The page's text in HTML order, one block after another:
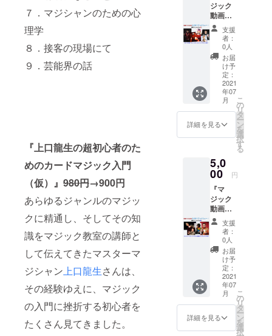
７．マジシャンのための心
理学
８．接客の現場にて
９．芸能界の話
『上口龍生の超初心者のた
めのカードマジック入門
（仮）』 980円→900円
あらゆるジャンルのマジッ
クに精通し、そしてその知
識をマジック教室の講師と
して伝えてきたマスターマ
ジシャン上口龍生さんは、
その経験ゆえに、マジック
の入門に挫折する初心者を
たくさん見てきました。
能に
よって
送付い
たしま
す。
note書
籍です
が、
メール
配信し
ますの
noteア
カウン
ことは
できま
せん。
目次 ・
プロマ
ジシャ
ンにな
るには
・マジ
シャン
として
の収入
・プロ
とセミ
プロと
チュア
・ブラ
りしま
す
（@not
e.muま
たは
@note.
comか
らの送
信にな
りま
す。迷
惑メー
ル振り
い）
注）
note社
規定の
プレゼ
ント機
能に
よって
送付い
たしま
す。
note書
籍です
が、
メール
ますの
で、
す。
https://
note.co
m/hirok
iryoo/m
/mdaea
f92616
け方
法：
メール
にて電
子記事
（@not
e.muま
たは
@note.
comか
らの送
信にな
りま
す。迷
惑メー
ル振り
分けに
ご注意
くださ
い）
注）
note社
ジック
動画
（エ
ディッ
ション
A）』を
お届け
しま
す。 こ
の作品
は、
『マジ
シャン
たちに
活躍の
を！』
プロ
ジェク
トのリ
ターン
とし
て、同
料金で
販売し
た作品
です。
https://
camp-
fire.jp/p
rojects/
view/36
0133
支援
者：
0人
お届
け予
定：
2021
年07
月
詳細を見る
こ
の
リ
タ
ー
ン
を
選
択
す
る
5,0
00 円
『マ
ジック
動画
（エ
ディッ
ション
B）』を
お届け
しま
す。 こ
の作品
は、
『マジ
シャン
たちに
支援
者：
0人
お届
け予
定：
2021
年07
月
詳細を見る
こ
の
リ
タ
ー
ン
を
選
択